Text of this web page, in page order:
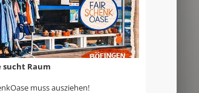
sucht Raum
muss ausziehen!